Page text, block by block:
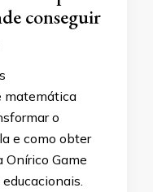
conseguir
matemática
o
e como obter
Onírico Game